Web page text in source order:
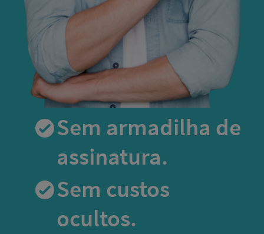
Sem armadilha de
assinatura.
Sem custos
ocultos.